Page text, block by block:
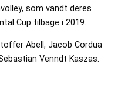
som vandt deres
Cup tilbage i 2019.
Abell, Jacob Cordua
Venndt Kaszas.